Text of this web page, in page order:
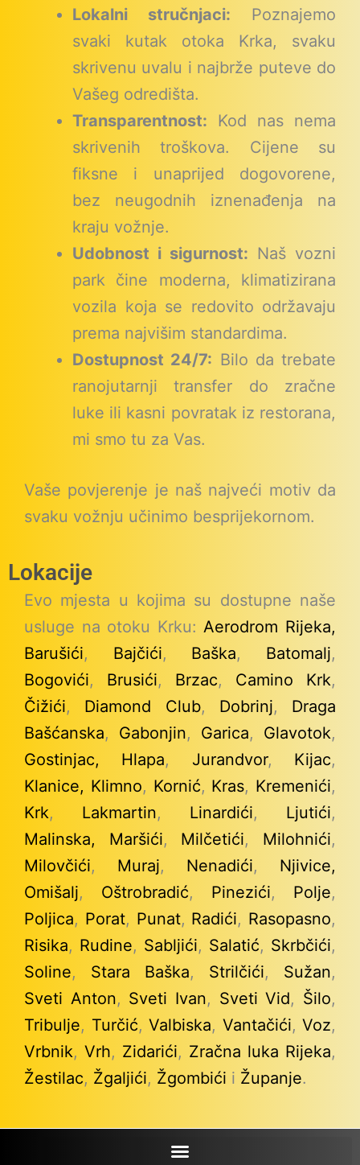
Lokalni stručnjaci: Poznajemo
svaki kutak otoka Krka, svaku
skrivenu uvalu i najbrže puteve do
Vašeg odredišta.
Transparentnost: Kod nas nema
skrivenih troškova. Cijene su
fiksne i unaprijed dogovorene,
bez neugodnih iznenađenja na
kraju vožnje.
Udobnost i sigurnost: Naš vozni
park čine moderna, klimatizirana
vozila koja se redovito održavaju
prema najvišim standardima.
Dostupnost 24/7: Bilo da trebate
ranojutarnji transfer do zračne
luke ili kasni povratak iz restorana,
mi smo tu za Vas.
Vaše povjerenje je naš najveći motiv da
svaku vožnju učinimo besprijekornom.
Lokacije
Evo mjesta u kojima su dostupne naše
usluge na otoku Krku:Aerodrom Rijeka,
Barušići, Bajčići, Baška, Batomalj,
Bogovići, Brusići, Brzac, Camino Krk,
Čižići, Diamond Club, Dobrinj, Draga
Bašćanska, Gabonjin, Garica, Glavotok,
Gostinjac,
Hlapa, Jurandvor, Kijac,
Klanice, Klimno, Kornić, Kras, Kremenići,
Krk, Lakmartin, Linardići, Ljutići,
Malinska,
Maršići, Milčetići, Milohnići,
Milovčići, Muraj, Nenadići, Njivice,
Omišalj, Oštrobradić, Pinezići, Polje,
Poljica, Porat, Punat, Radići, Rasopasno,
Risika, Rudine, Sabljići, Salatić, Skrbčići,
Soline, Stara Baška, Strilčići, Sužan,
Sveti Anton, Sveti Ivan, Sveti Vid, Šilo,
Tribulje, Turčić, Valbiska, Vantačići, Voz,
Vrbnik, Vrh, Zidarići, Zračna luka Rijeka,
Žestilac, Žgaljići, Žgombići i Županje.